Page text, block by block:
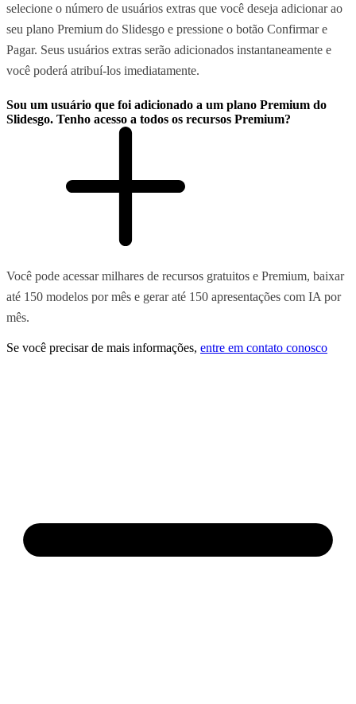
selecione o número de usuários extras que você deseja adicionar ao
seu plano Premium do Slidesgo e pressione o botão Confirmar e
Pagar. Seus usuários extras serão adicionados instantaneamente e
você poderá atribuí-los imediatamente.
Sou um usuário que foi adicionado a um plano Premium do
Slidesgo. Tenho acesso a todos os recursos Premium?
Você pode acessar milhares de recursos gratuitos e Premium, baixar
até 150 modelos por mês e gerar até 150 apresentações com IA por
mês.
Se você precisar de mais informações, entre em contato conosco